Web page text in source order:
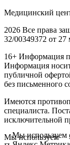
Медицинский
2026 Все права
32/00349372 от 27
16+ Информация
Информация
публичной
без письменного
Имеются
специалиста.
исключительной
Мы используем
Мы используем